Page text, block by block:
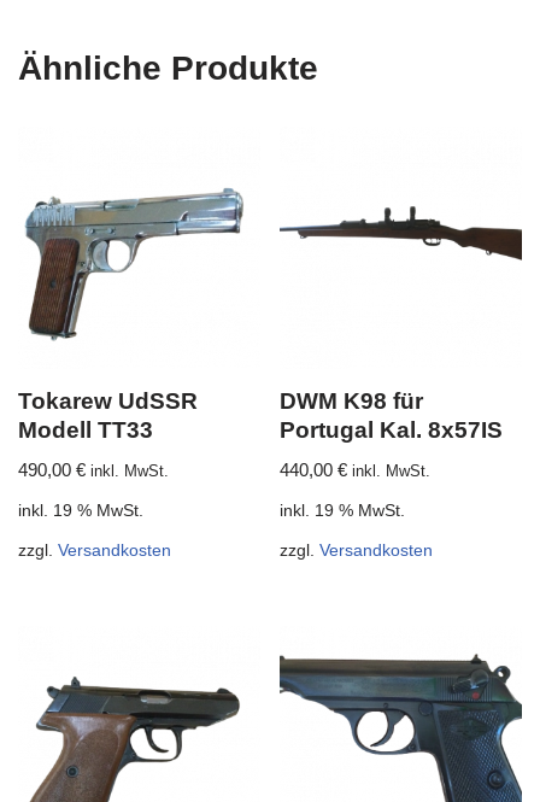
Ähnliche Produkte
Tokarew UdSSR
Modell TT33
490,00 € inkl. MwSt.
inkl. 19 % MwSt.
zzgl. Versandkosten
DWM K98 für
Portugal Kal. 8x57IS
440,00€ inkl. MwSt.
inkl. 19 % MwSt.
zzgl.Versandkosten